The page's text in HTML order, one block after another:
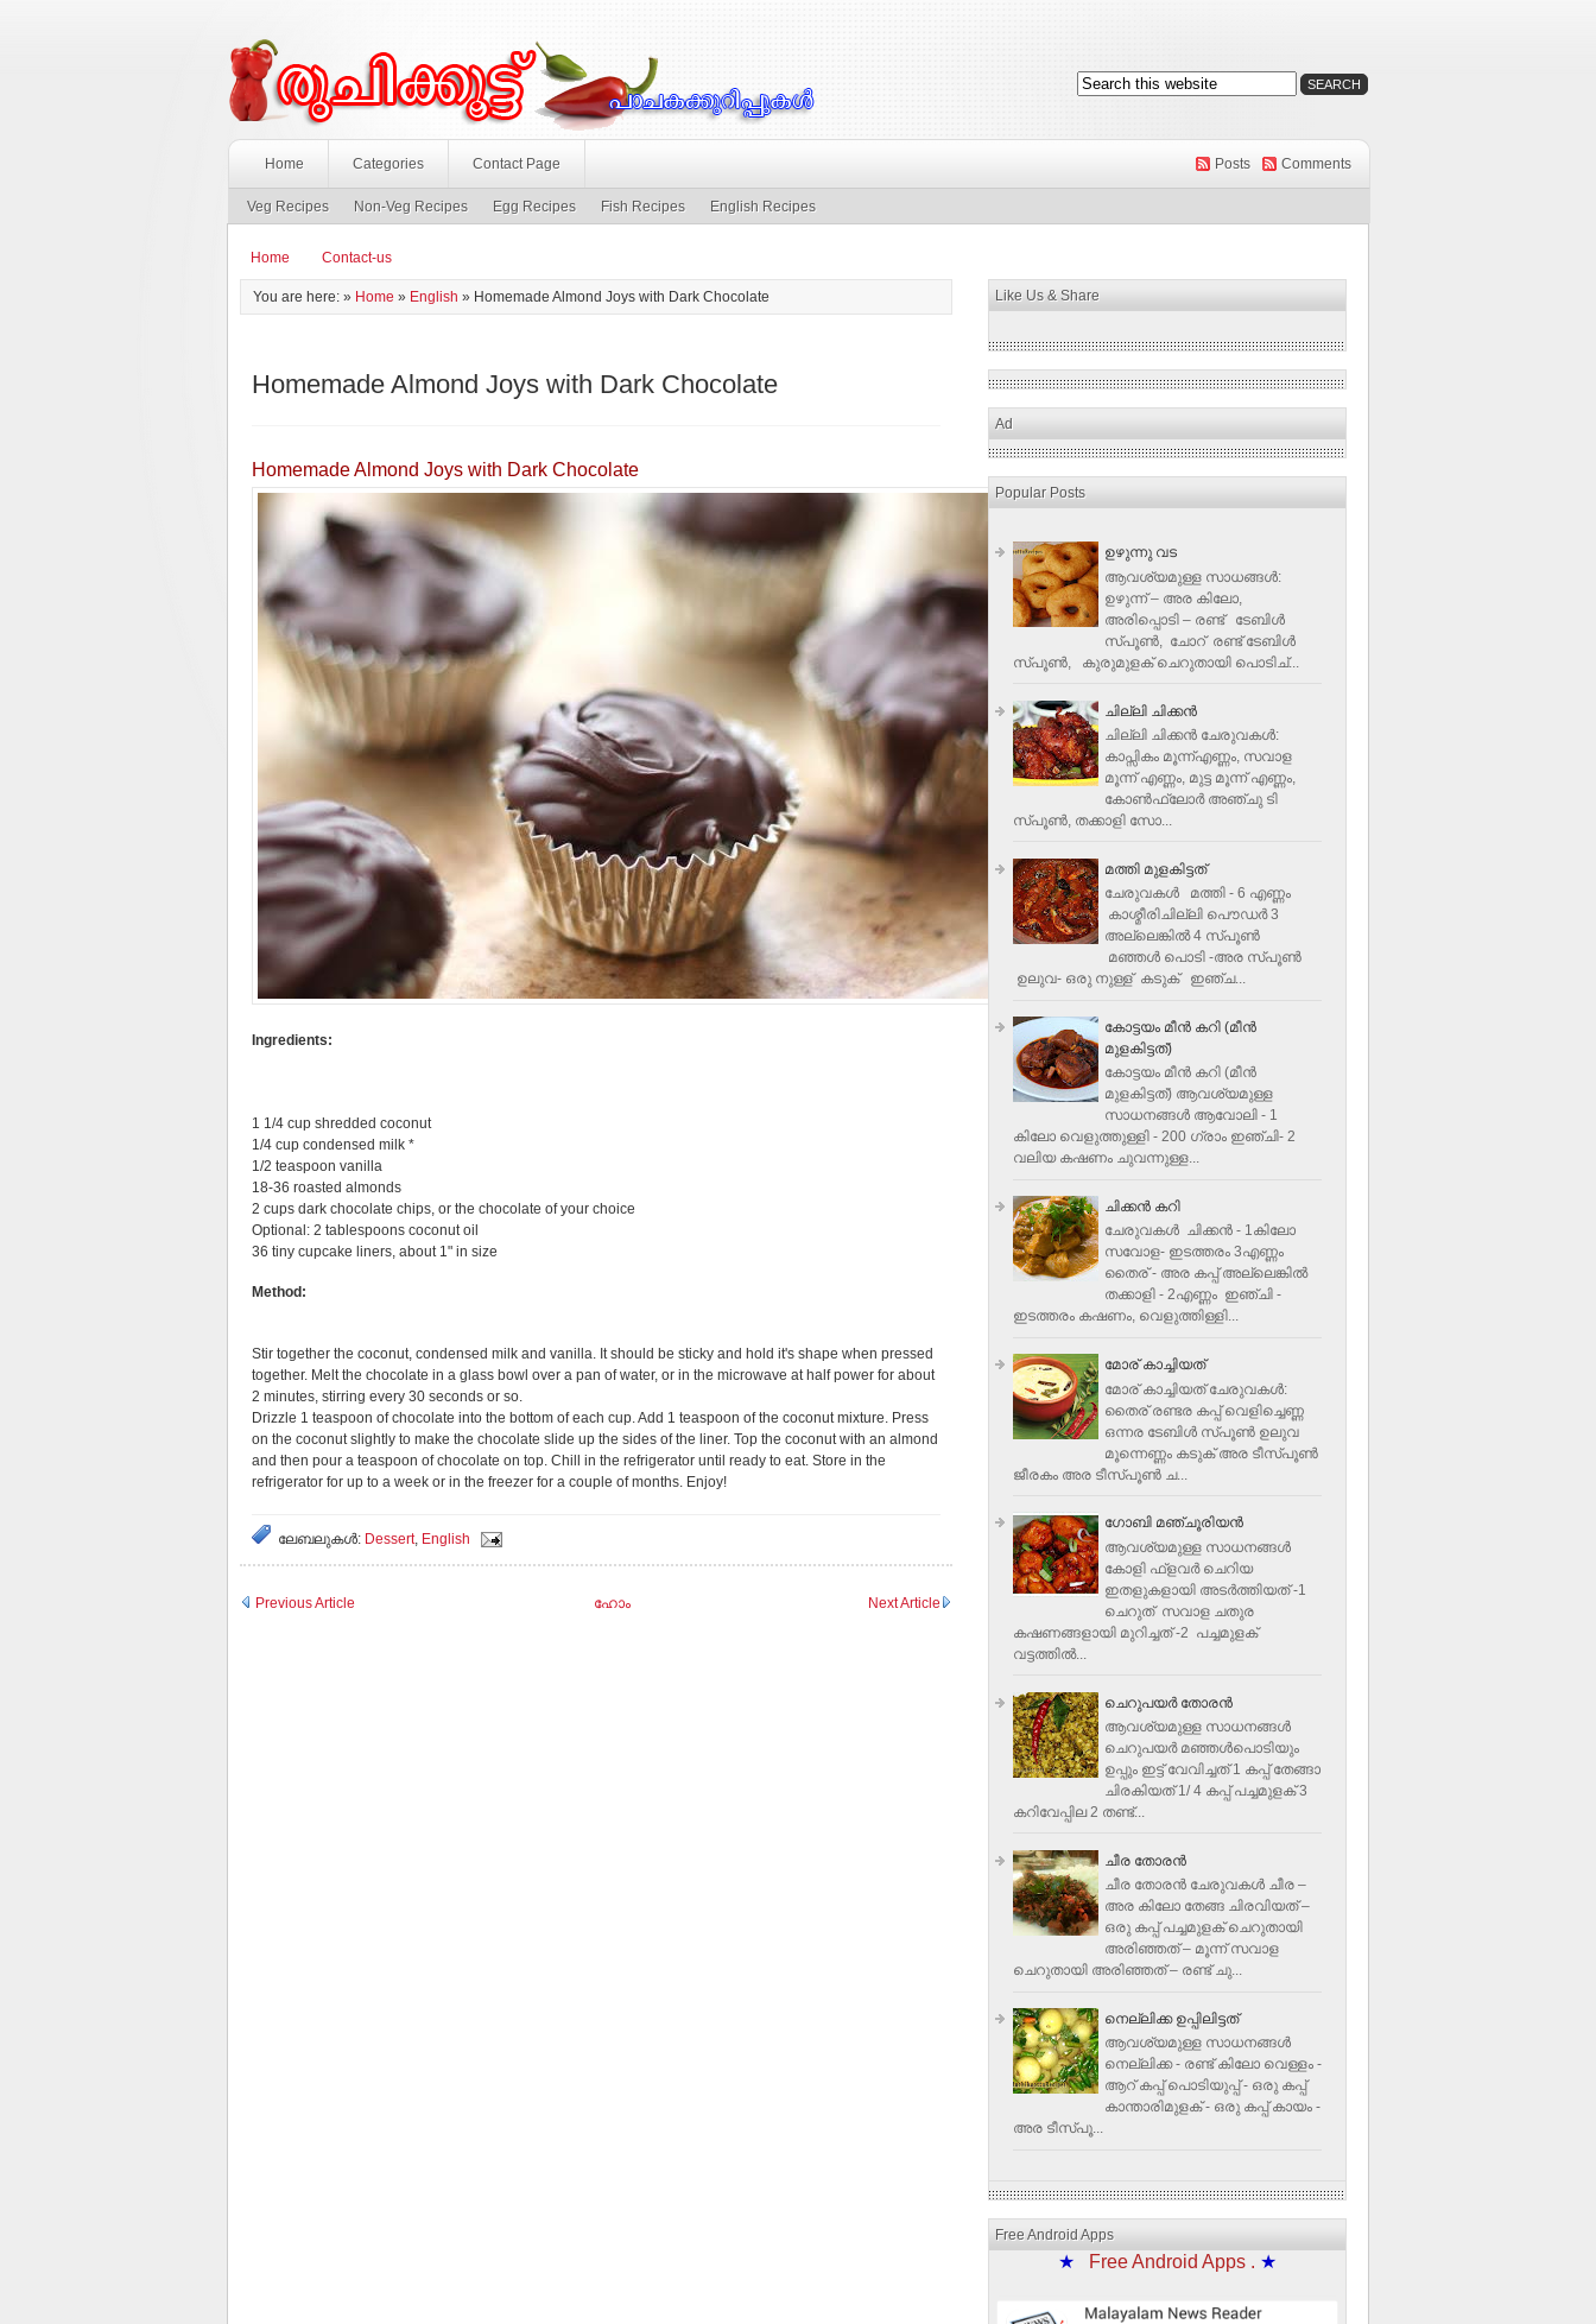
Home Categories Contact Page Posts Comments
Veg Recipes Non-Veg Recipes Egg Recipes Fish Recipes English Recipes
Home Contact-us
You are here: » Home » English » Homemade Almond Joys with Dark Chocolate
Homemade Almond Joys with Dark Chocolate
Homemade Almond Joys with Dark Chocolate
Ingredients:
1 1/4 cup shredded coconut
1/4 cup condensed milk *
1/2 teaspoon vanilla
18-36 roasted almonds
2 cups dark chocolate chips, or the chocolate of your choice
Optional: 2 tablespoons coconut oil
36 tiny cupcake liners, about 1" in size
Method:
Stir together the coconut, condensed milk and vanilla. It should be sticky and hold it's shape when pressed
together. Melt the chocolate in a glass bowl over a pan of water, or in the microwave at half power for about
2 minutes, stirring every 30 seconds or so.
Drizzle 1 teaspoon of chocolate into the bottom of each cup. Add 1 teaspoon of the coconut mixture. Press
on the coconut slightly to make the chocolate slide up the sides of the liner. Top the coconut with an almond
and then pour a teaspoon of chocolate on top. Chill in the refrigerator until ready to eat. Store in the
refrigerator for up to a week or in the freezer for a couple of months. Enjoy!
ലേബലുകള്‍: Dessert, English
Previous Article Next Article
ഹോം
Like Us & Share
Ad
Popular Posts
ഉഴുന്നു വട
ആവശ്യമുള്ള സാധങ്ങൾ:
ഉഴുന്ന് – അര കിലോ,
അരിപ്പൊടി – രണ്ട് ടേബിൾ
സ്പൂൺ, ചോറ് രണ്ട് ടേബിള്‍
സ്പൂണ്‍, കുരുമുളക് ചെറുതായി പൊടിച്...
ചില്ലി ചിക്കൻ
ചില്ലി ചിക്കൻ ചേരുവകള്‍:
കാപ്സികം മൂന്ന്എണ്ണം, സവാള
മൂന്ന് എണ്ണം, മുട്ട മൂന്ന് എണ്ണം,
കോണ്‍ഫ്ലോര്‍ അഞ്ചു ടി
സ്പൂണ്‍, തക്കാളി സോ...
മത്തി മുളകിട്ടത്
ചേരുവകൾ മത്തി - 6 എണ്ണം
കാശ്മീരിചില്ലി പൌഡർ 3
അല്ലെങ്കിൽ 4 സ്പൂണ്‍
മഞ്ഞൾ പൊടി -അര സ്പൂണ്‍
ഉലുവ- ഒരു നുള്ള് കടുക് ഇഞ്ച...
കോട്ടയം മീന്‍ കറി (മീന്‍
മുളകിട്ടത്‌)
കോട്ടയം മീന്‍ കറി (മീന്‍
മുളകിട്ടത്‌) ആവശ്യമുള്ള
സാധനങ്ങള്‍ ആവോലി - 1
കിലോ വെളുത്തുള്ളി - 200 ഗ്രാം ഇഞ്ചി- 2
വലിയ കഷണം ചുവന്നുള്ള...
ചിക്കന്‍ കറി
ചേരുവകൾ ചിക്കന്‍ - 1കിലോ
സവോള- ഇടത്തരം 3എണ്ണം
തൈര് - അര കപ്പ്‌ അല്ലെങ്കില്‍
തക്കാളി - 2എണ്ണം ഇഞ്ചി -
ഇടത്തരം കഷണം, വെളുത്തിള്ളി...
മോര് കാച്ചിയത്
മോര് കാച്ചിയത് ചേരുവകള്‍‌:
തൈര് രണ്ടര കപ്പ് വെളിച്ചെണ്ണ
ഒന്നര ടേബിള്‍ സ്പൂണ്‍ ഉലുവ
മൂന്നെണ്ണം കടുക് അര ടീസ്പൂണ്‍
ജീരകം അര ടീസ്പൂണ്‍ ച...
ഗോബി മഞ്ചൂരിയന്‍
ആവശ്യമുള്ള സാധനങ്ങൾ
കോളി ഫ്ളവര്‍ ചെറിയ
ഇതളുകളായി അടര്‍ത്തിയത് -1
ചെറുത് സവാള ചതുര
കഷണങ്ങളായി മുറിച്ചത് -2 പച്ചമുളക്
വട്ടത്തില്‍...
ചെറുപയർ തോരൻ
ആവശ്യമുള്ള സാധനങ്ങൾ
ചെറുപയർ മഞ്ഞൾപൊടിയും
ഉപ്പും ഇട്ട് വേവിച്ചത് 1 കപ്പ് തേങ്ങാ
ചിരകിയത് 1/ 4 കപ്പ് പച്ചമുളക് 3
കറിവേപ്പില 2 തണ്ട്...
ചീര തോരന്‍
ചീര തോരന്‍ ചേരുവകള്‍ ചീര –
അര കിലോ തേങ്ങ ചിരവിയത് –
ഒരു കപ്പ് പച്ചമുളക് ചെറുതായി
അരിഞ്ഞത് – മൂന്ന് സവാള
ചെറുതായി അരിഞ്ഞത് – രണ്ട് ചു...
നെല്ലിക്ക ഉപ്പിലിട്ടത്
ആവശ്യമുള്ള സാധനങ്ങള്‍
നെല്ലിക്ക - രണ്ട് കിലോ വെള്ളം -
ആറ് കപ്പ് പൊടിയുപ്പ് - ഒരു കപ്പ്
കാന്താരിമുളക് - ഒരു കപ്പ് കായം -
അര ടീസ്പൂ...
Free Android Apps
★ Free Android Apps . ★